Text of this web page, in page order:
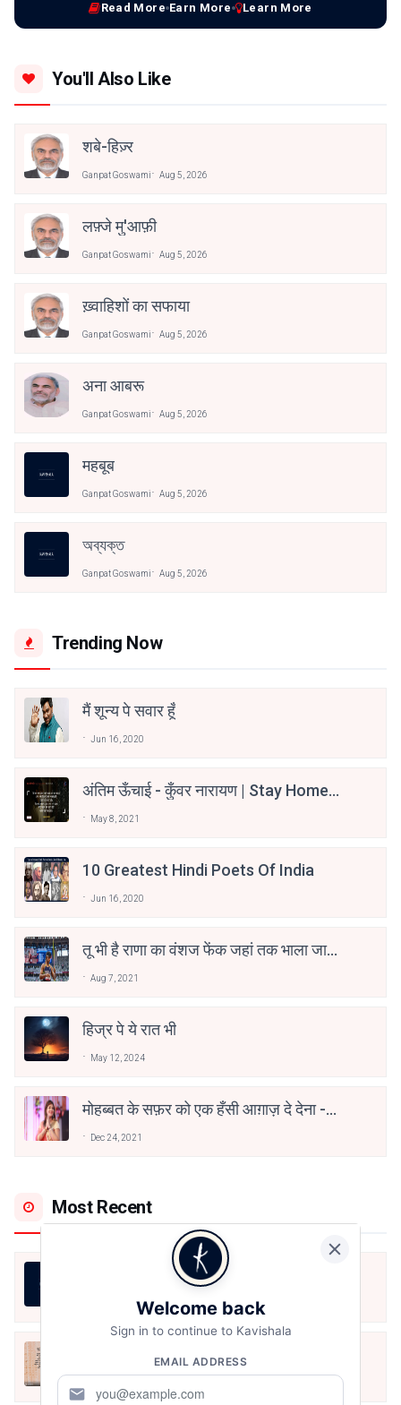
Read More Earn More Learn More
You'll Also Like
शबे-हिज़्र
Ganpat Goswami Aug 5, 2026
लफ़्जे मु'आफ़ी
Ganpat Goswami Aug 5, 2026
ख़्वाहिशों का सफाया
Ganpat Goswami Aug 5, 2026
अना आबरू
Ganpat Goswami Aug 5, 2026
महबूब
Ganpat Goswami Aug 5, 2026
অব্যক্ত
Ganpat Goswami Aug 5, 2026
Trending Now
मैं शून्य पे सवार हूँ
Jun 16, 2020
अंतिम ऊँचाई - कुँवर नारायण | Stay Home
May 8, 2021
10 Greatest Hindi Poets Of India
Jun 16, 2020
तू भी है राणा का वंशज फेंक जहां तक भाला जाए:
Aug 7, 2021
हिज्र पे ये रात भी
May 12, 2024
मोहब्बत के सफ़र को एक हँसी आग़ाज़ दे देना -
Dec 24, 2021
Most Recent
Aug 7, 2026Welcome back
Sign in to continue to Kavishala
EMAIL ADDRESS
mail